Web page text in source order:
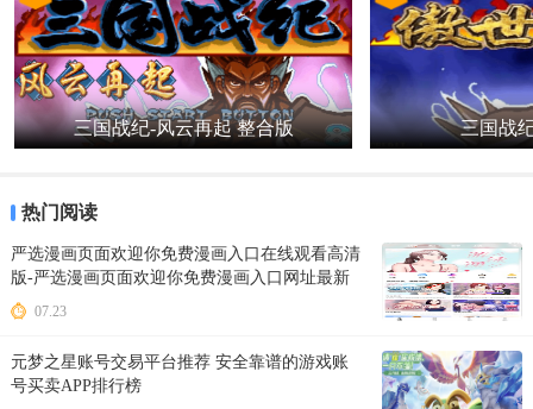
三国战纪-风云再起 整合版 三国战
热门阅读
严选漫画页面欢迎你免费漫画入口在线观看高清
版-严选漫画页面欢迎你免费漫画入口网址最新
版本下载
07.23
元梦之星账号交易平台推荐 安全靠谱的游戏账
号买卖APP排行榜